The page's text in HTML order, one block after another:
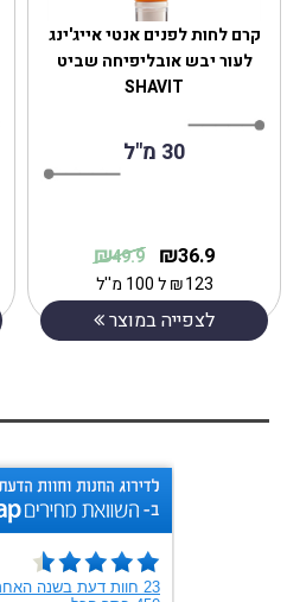
קרם לחות לפנים אנטי אייג'ינג
לעור יבש אובליפיחה שביט
SHAVIT
30 מ"ל
36.9
₪
49.9
₪
123
₪ל 100 מ''ל
לצפייה במוצר